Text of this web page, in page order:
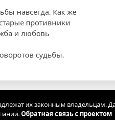
навсегда. Как же
противники
и любовь
судьбы.
их законным владельцам.
Обратная связь с проектом